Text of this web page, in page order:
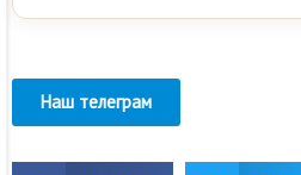
Наш телеграм